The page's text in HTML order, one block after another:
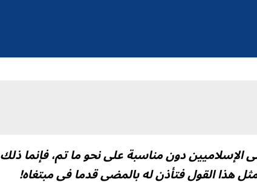
دون مناسبة على نحو ما تم، فإنما ذلك
هذا القول فتأذن له بالمضي قدما في مبتغاه!